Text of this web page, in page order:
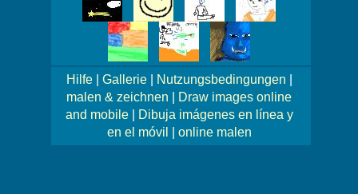
Bilder!
Hilfe| Gallerie| Nutzungsbedingungen
malen & zeichnen
Draw images online
and mobile|
Dibuja imágenes en línea y
en el móvil
online malen